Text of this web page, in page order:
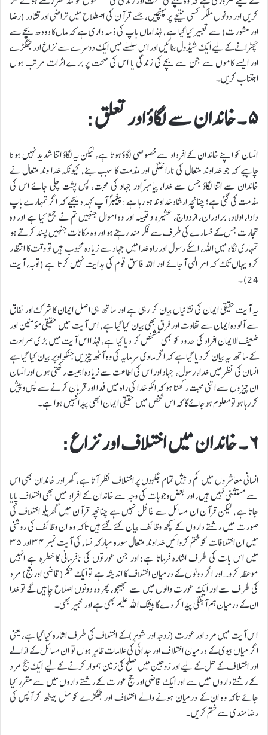
کریں اور دونوں ملکر کسی نتیجے پر پہنچیں، جسے قرآن کی اصطلاح میں تراضی اور تشاور (رضا
اور مشورت) سے تعبیر کیا گیا ہے، لہذا ماں باپ کی ذمہ داری ہے کہ ماں کا دودھ بچے سے
چھڑانے کے لیے ایک شیڈول بنائیں اور اس سلسلے میں ایک دوسرے سے نزاع اور جھگڑے
اور ایسے کاموں سے جن سے بچے کی زندگی یا اس کی صحت پر برے اثرات مرتب ہوں
اجتناب کریں۔
۵ ۔ خاندان سے لگاؤ اور تعلق:
انسان کو اپنے خاندان کے افرداد سےخصوصی لگاؤ ہوتا ہے، لیکن یہ لگاؤ اتنا شدید نہیں ہونا
چاہیے کہ جو خداوند متعال کی ناراضگی اور مذمت کا سبب بنے، کیونکہ خدا وند متعال نے
خاندان سے اتنا لگاؤ جس سے خدا، پیامبرؐاور جہاد کی محبت، پس پشت چلی جائے اس کی
مذمت کی گئی ہے؛ چنانچہ ارشاد خداوند ہو رہا ہے: پیغمبرؐ آپ کہہ دیجیے کہ اگر تمہارے باپ
دادا، اولاد، برادران، ازدواج، عشیرہ و قبیلہ اور وہ اموال جنہیں تم نے جمع کیا ہے اور وہ
تجارت جس کے خسارے کی طرف سے فکر مند رہتے ہو اور وہ مکانات جنہیں پسند کرتے ہو
تمہاری نگاہ میں اللہ، اسکے رسول اور راہ خدا میں جہاد سے زیادہ محبوب ہیں تو وقت کا انتظار
کرو یہاں تک کہ امر الہی آجائے اور اللہ فاسق قوم کی ہدایت نہیں کرتا ہے (توبه، آیت
24) ۔
یہ آیت حقیقی ایمان کی نشانیاں بیان کر رہی ہے اور ساتھ ہی اصل ایمان کا شرک اور نفاق
سے آلودہ ایمان سے تفاوت اور فرق بھی بیان کیا گیا ہے، اس آیت میں حقیقی مؤمنین اور
ضعیف الایمان افراد کی حدود کو بھی مشخص کر دیا گیا ہے، لہذا اس آیت میں بڑی صراحت
کے ساتھ یہ بیان کرد یا گیا ہے کہ اگر مادی سرمایہ کی وہ آٹھ چیزیں جنکو اوپر بیان کیا گیا ہے
انسان کی نظر میں خدا، رسول، جہاد اور اس کی اطاعت سے زیادہ اہمیت رکھتی ہوں اور انسان
ان چیزوں سے اتنی محبت رکھتا ہو کہ انکو خدا کی راہ میں فدا اور قربان کرنے سے پس وپیش
کر رہا ہو تومعلوم ہوجائے گا کہ اس شخص میں حقیقی ایمان ابھی پیدا نہیں ہوا ہے۔
۶ ۔ خاندان میں اختلاف اور نزاع:
انسانی معاشروں میں کم و بیش تمام جگہوں پر اختلاف نظر آتا ہے، گھر اور خاندان بھی اس
سے مستثنی نہیں ہیں، اور بعض وجوہات کی وجہ سے خاندان کے افراد میں بھی اختلاف پایا
جاتا ہے، لیکن قرآن ان مسائل سے غافل نہیں ہے چنانچہ قرآن میں گھریلو اختلاف کی
صورت میں رشتے داروں کے کچھ وظائف بیان کئے گئے ہیں تاکہ وہ ان وظائف کی روشنی
میں ان اختلافات کو ختم کروائیں خداوند متعال سورہ مبارکہ نساء کی آیت نمبر ۳۴ اور ۳۵
میں اس بات کی طرف اشارہ فرماتا ہے: اور جن عورتوں کی نافرمانی کا خطرہ ہے انہیں
موعظہ کرو… اور اگر دونوں کے درمیان اختلاف کا اندیشہ ہے تو ایک حکم (قاضی اور جج) مرد
کی طرف سے اور ایک عورت والوں میں سے بھیجو، پھر وہ دونوں اصلاح چاہیں گے تو خدا
ان کے درمیان ہم آہنگی پیدا کر دے گا بیشک اللہ علیم بھی ہے اور خبیر بھی۔
اس آیت میں مرد اور عورت (زوجہ اور شوہر) کے اختلاف کی طرف اشارہ کیا گیا ہے، یعنی
اگر میاں بیوی کے درمیان اختلاف اور جدائی کی علامات ظاہر ہوں تو ان مسائل کے ازالے
اور اختلاف کے حل کے لیے اور زوجین میں صلح کی زمین ہموار کرنے کے لیے ایک جج مرد
کے رشتے داروں میں سے اور ایک قاضی اور جج عورت کے رشتے داروں میں سے مقرر کیا
جائے تاکہ وہ ان کے درمیان ہونے والے اختلاف اور جھگڑے کو مل بیٹھ کر آپس کی
رضامندی سے ختم کریں۔